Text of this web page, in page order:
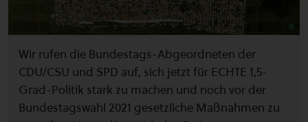
Wir rufen die Bundestags-Abgeordneten der
CDU/CSU und SPD auf, sich jetzt für ECHTE 1,5-
Grad-Politik stark zu machen und noch vor der
Bundestagswahl 2021 gesetzliche Maßnahmen zu